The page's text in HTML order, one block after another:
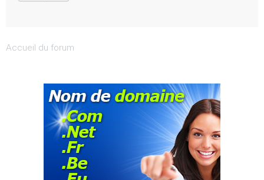
Accueil du forum